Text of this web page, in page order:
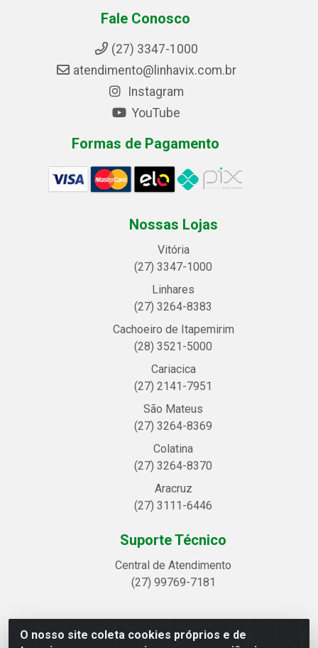
O nosso site coleta cookies próprios e de
Fale Conosco
(27) 3347-1000
atendimento@linhavix.com.br
Instagram
YouTube
Formas de Pagamento
Nossas Lojas
Vitória
(27) 3347-1000
Linhares
(27) 3264-8383
Cachoeiro de Itapemirim
(28) 3521-5000
Cariacica
(27) 2141-7951
São Mateus
(27) 3264-8369
Colatina
(27) 3264-8370
Aracruz
(27) 3111-6446
Suporte Técnico
Central de Atendimento
(27) 99769-7181
Linhavix Distribuidora LTDA - Avenida Alegre, 2521 -